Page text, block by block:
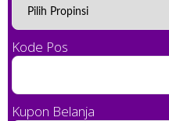
Kode Pos
Kupon Belanja